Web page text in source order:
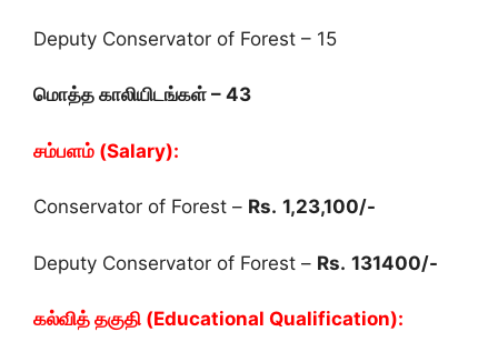
Deputy Conservator of Forest – 15
மொத்த காலியிடங்கள் – 43
சம்பளம் (Salary):
Conservator of Forest – Rs. 1,23,100/-
Deputy Conservator of Forest – Rs. 131400/-
கல்வித் தகுதி (Educational Qualification):